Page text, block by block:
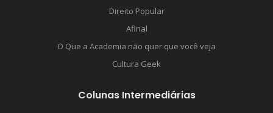
Direito Popular
Afinal
O Que a Academia não quer que você veja
Cultura Geek
Colunas Intermediárias